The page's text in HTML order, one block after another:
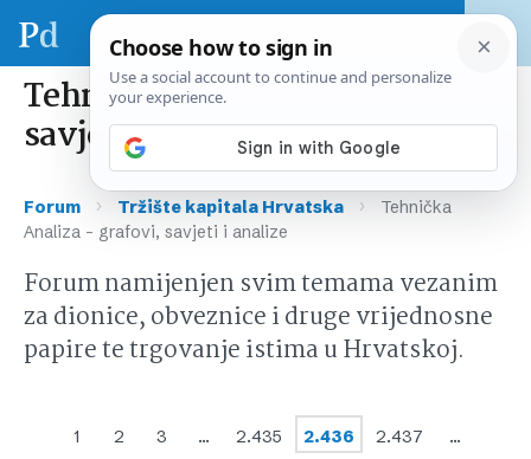
Tehnička Analiza – grafovi,
savjeti i analize
Forum › Tržište kapitala Hrvatska ›
Tehnička
Analiza – grafovi, savjeti i analize
Forum namijenjen svim temama vezanim
za dionice, obveznice i druge vrijednosne
papire te trgovanje istima u Hrvatskoj.
1 2 3 … 2.435 2.436 2.437
…